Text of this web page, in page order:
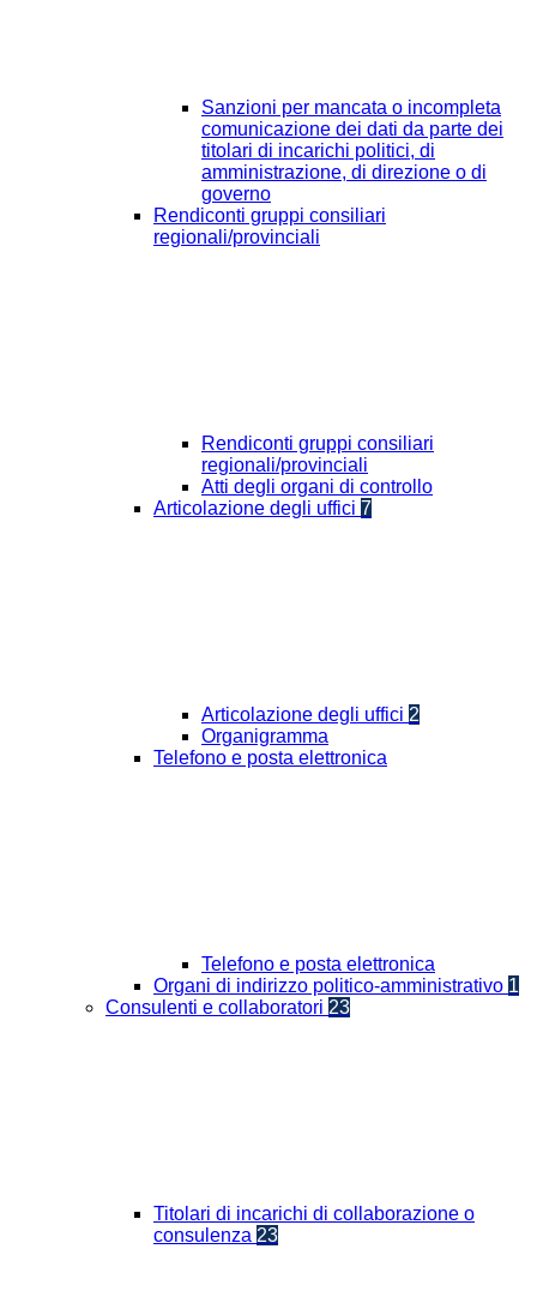
Sanzioni per mancata o incompleta
comunicazione dei dati da parte dei
titolari di incarichi politici, di
amministrazione, di direzione o di
governo
Rendiconti gruppi consiliari
regionali/provinciali
Rendiconti gruppi consiliari
regionali/provinciali
Atti degli organi di controllo
Articolazione degli uffici 7
Articolazione degli uffici 2
Organigramma
Telefono e posta elettronica
Telefono e posta elettronica
Organi di indirizzo politico-amministrativo 1
Consulenti e collaboratori 23
Titolari di incarichi di collaborazione o
consulenza 23